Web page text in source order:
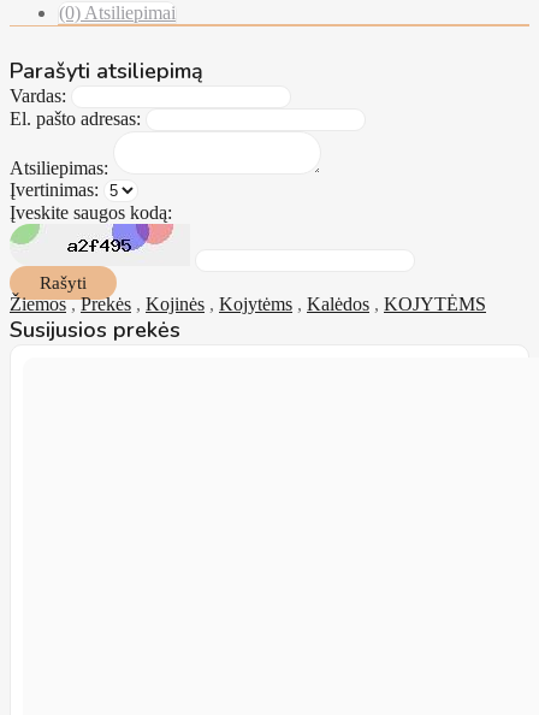
(0) Atsiliepimai
Parašyti atsiliepimą
Vardas:
El. pašto adresas:
Atsiliepimas:
Įvertinimas:
Įveskite saugos kodą:
Rašyti
Žiemos,Prekės , Kojinės , Kojytėms , Kalėdos , KOJYTĖMS
Susijusios prekės